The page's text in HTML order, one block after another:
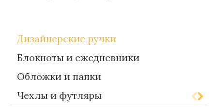
Дизайнерские ручки
Блокноты и ежедневники
Обложки и папки
Чехлы и футляры